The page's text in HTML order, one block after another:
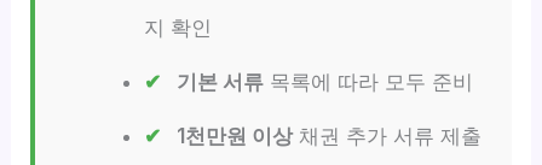
지 확인
기본 서류목록에 따라 모두 준비
1천만원 이상채권 추가 서류 제출